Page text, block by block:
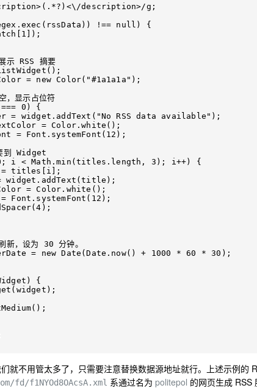
description>/g;
!== null) {
RSS 摘要
= new Color("#1a1a1a");
，显示占位符
0) {
，设为 30 分钟。
= new Date(Date.now() + 1000 * 60 * 30);
{
就不用管太多了，只需要注意替换数据源地址就行。上述示例的
f1NYOd8OAcsA.xml 系通过名为 politepol 的网页生成 RSS